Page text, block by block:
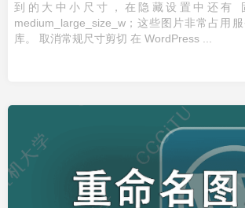
到的大中小尺寸，在隐藏设置中还有
medium_large_size_w；这些图片非常占用
库。 取消常规尺寸剪切 在 WordPress ...